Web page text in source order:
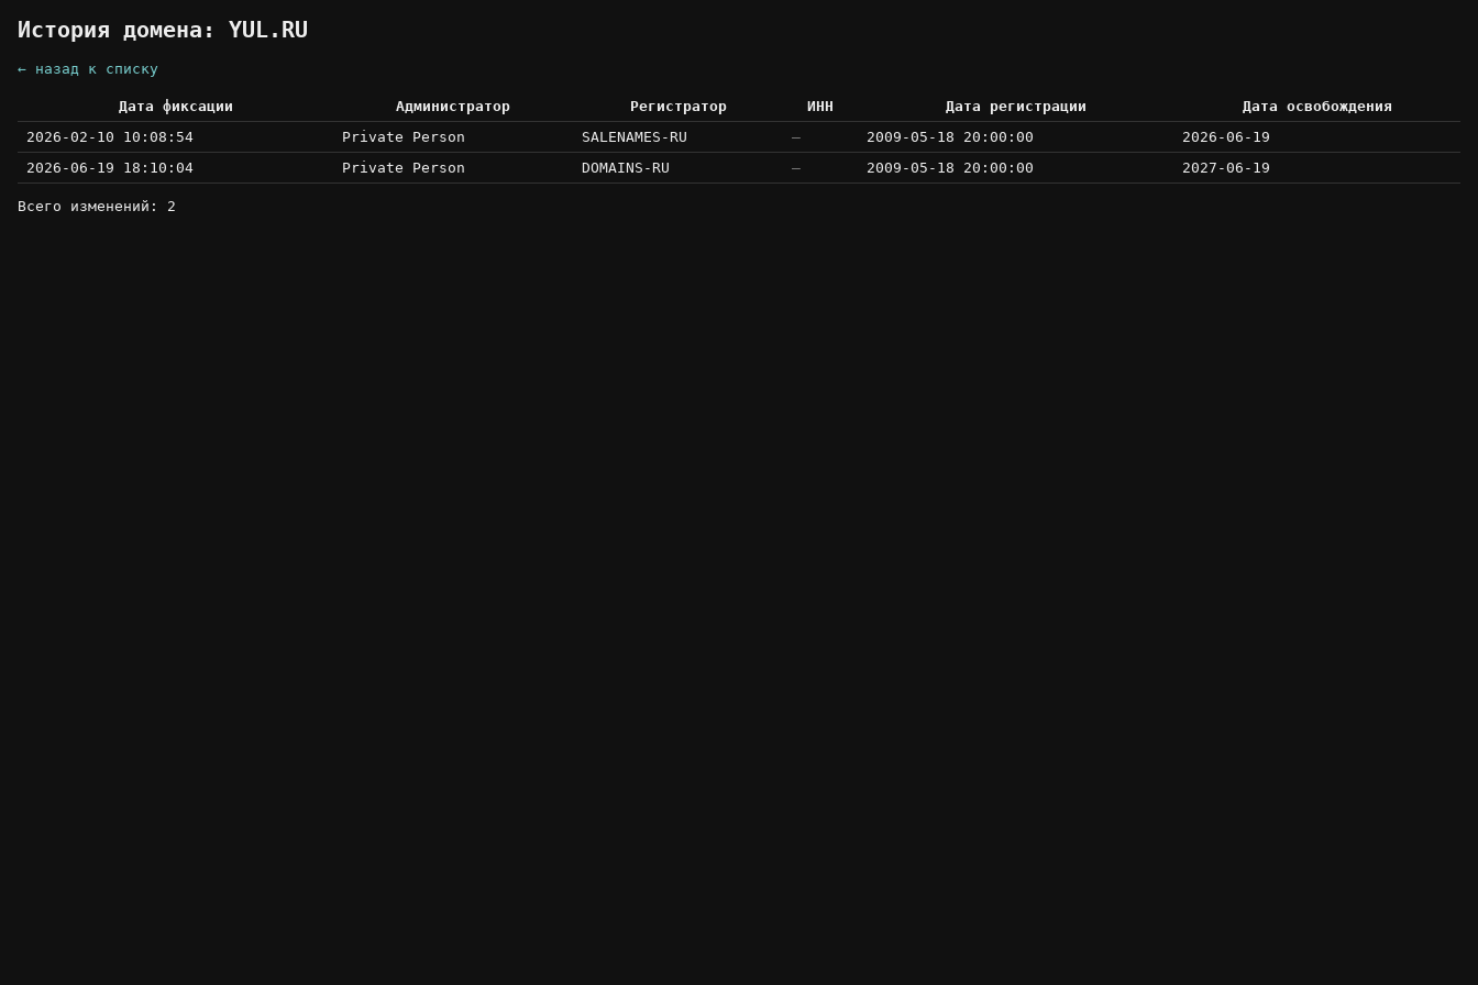
История домена: YUL.RU
← назад к списку
Дата фиксации Администратор Регистратор ИНН Дата регистрации
Дата освобождения
2026-02-10 10:08:54
Private Person SALENAMES-RU — 2009-05-18 20:00:00
2026-06-19
2026-06-19 18:10:04
Private Person DOMAINS-RU — 2009-05-18 20:00:00 2027-06-19
Всего изменений: 2